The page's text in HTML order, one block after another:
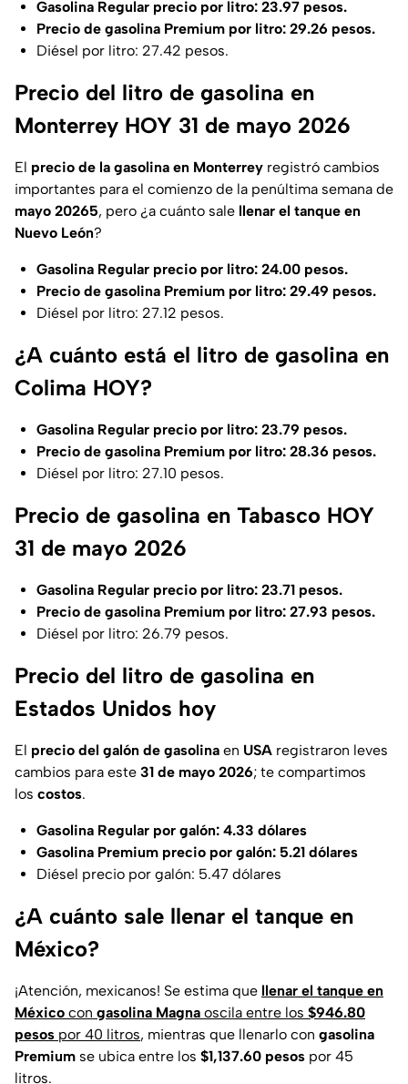
Gasolina Regular precio por litro: 23.97 pesos.
Precio de gasolina Premium por litro: 29.26 pesos.
Diésel por litro: 27.42 pesos.
Precio del litro de gasolina en
Monterrey HOY 31 de mayo 2026
El precio de la gasolina en Monterrey registró cambios
importantes para el comienzo de la penúltima semana de
mayo 20265, pero ¿a cuánto sale llenar el tanque en
Nuevo León?
Gasolina Regular precio por litro: 24.00 pesos.
Precio de gasolina Premium por litro: 29.49 pesos.
Diésel por litro: 27.12 pesos.
¿A cuánto está el litro de gasolina en
Colima HOY?
Gasolina Regular precio por litro: 23.79 pesos.
Precio de gasolina Premium por litro: 28.36 pesos.
Diésel por litro: 27.10 pesos.
Precio de gasolina en Tabasco HOY
31 de mayo 2026
Gasolina Regular precio por litro: 23.71 pesos.
Precio de gasolina Premium por litro: 27.93 pesos.
Diésel por litro: 26.79 pesos.
Precio del litro de gasolina en
Estados Unidos hoy
El precio del galón de gasolina en USA registraron leves
cambios para este 31 de mayo 2026; te compartimos
los costos.
Gasolina Regular por galón: 4.33 dólares
Gasolina Premium precio por galón: 5.21 dólares
Diésel precio por galón: 5.47 dólares
¿A cuánto sale llenar el tanque en
México?
¡Atención, mexicanos! Se estima que llenar el tanque en
México con gasolina Magna oscila entre los $946.80
pesos por 40 litros, mientras que llenarlo con gasolina
Premium se ubica entre los $1,137.60 pesos por 45
litros.